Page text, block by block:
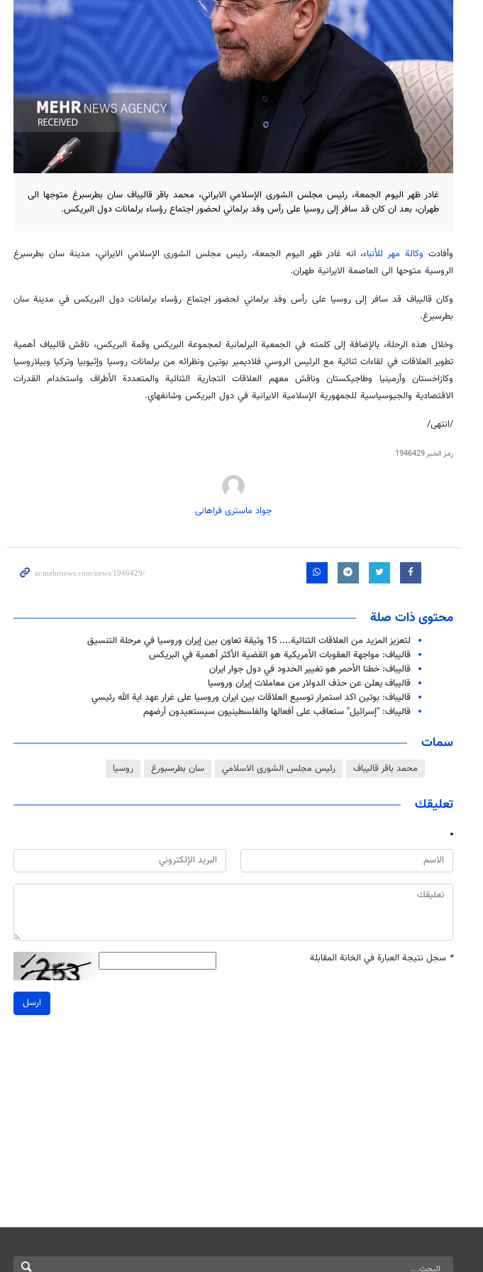
غادر ظهر اليوم الجمعة، رئيس مجلس الشورى الإسلامي الايراني، محمد باقر قاليباف سان بطرسبرغ متوجها الى
طهران، بعد ان كان قد سافر إلى روسيا على رأس وفد برلماني لحضور اجتماع رؤساء برلمانات دول البريكس.
وأفادت وكالة مهر للأنباء، انه غادر ظهر اليوم الجمعة، رئيس مجلس الشورى الإسلامي الايراني، مدينة سان بطرسبرغ
الروسية متوحها الى العاصمة الايرانية طهران.
وكان قاليباف قد سافر إلى روسيا على رأس وفد برلماني لحضور اجتماع رؤساء برلمانات دول البريكس في مدينة سان
بطرسبرغ.
وخلال هذه الرحلة، بالإضافة إلى كلمته في الجمعية البرلمانية لمجموعة البريكس وقمة البريكس، ناقش قاليباف أهمية
تطوير العلاقات في لقاءات ثنائية مع الرئيس الروسي فلاديمير بوتين ونظرائه من برلمانات روسيا وإثيوبيا وتركيا وبيلاروسيا
وكازاخستان وأرمينيا وطاجيكستان وناقش معهم العلاقات التجارية الثنائية والمتعددة الأطراف واستخدام القدرات
الاقتصادية والجيوسياسية للجمهورية الإسلامية الايرانية في دول البريكس وشانغهاي.
/انتهى/
رمز الخبر1946429
جواد ماستری فراهانی
محتوى ذات صلة
لتعزيز المزيد من العلاقات الثنائية.... 15 وثيقة تعاون بين إيران وروسيا في مرحلة التنسيق
قاليباف: مواجهة العقوبات الأمريكية هو القضية الأكثر أهمية في البريكس
قاليباف: خطنا الأحمر هو تغيير الحدود في دول جوار ايران
قاليباف يعلن عن حذف الدولار من معاملات إيران وروسيا
قاليباف: بوتين اكد استمرار توسيع العلاقات بين ايران وروسيا على غرار عهد اية الله رئيسي
قاليباف: "إسرائيل" ستعاقب على أفعالها والفلسطينيون سيستعيدون أرضهم
سمات
محمد باقر قاليباف رئيس مجلس الشورى الاسلامي سان بطرسبورغ روسيا
تعليقك
* سجل نتيجة العبارة في الخانة المقابلة
ارسل